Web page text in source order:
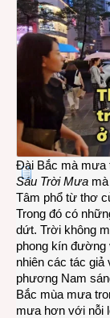
Đài Bắc mà mưa
Sáu Trời Mưa
Tâm phổ từ thơ
Trong đó có
dứt. Trời không
phong kín
nhiên các tác
phương Nam
Bắc mùa mưa
mưa hơn với nỗi